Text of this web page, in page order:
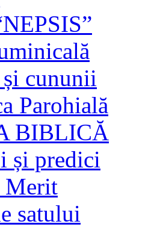
cununii
Parohială
BIBLICĂ
și predici
Merit
satului